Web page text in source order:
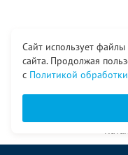
Сайт использует
сайта. Продолжая
с Политикой